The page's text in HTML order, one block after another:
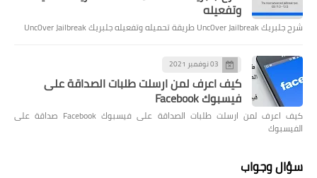
وتفعيله
شرح جلبريك Unc0ver Jailbreak طريقة تحميله وتفعيله جلبريك Unc0ver Jailbreak
03 نوفمبر 2021
كيف اعرف لمن ارسلت طلبات الصداقة على
فيسبوك Facebook
كيف اعرف لمن ارسلت طلبات الصداقة على فيسبوك Facebook صداقة على
الفيسبوك
سؤال وجواب